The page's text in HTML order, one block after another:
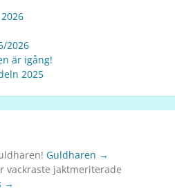
2026
är igång!
2025
Guldharen →
vackraste jaktmeriterade
→